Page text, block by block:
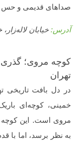
صداهای قدیمی و حس
آدرس:خیابان لاله‌زار،
کوچه مروی؛ گذری
تهران
در دل بافت تاریخی
خمینی، کوچه‌ای
مروی است. این کوچه
به نظر برسد، اما با